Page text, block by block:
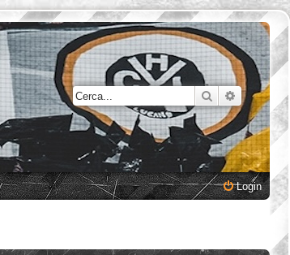
Cerca Ricerca
Login